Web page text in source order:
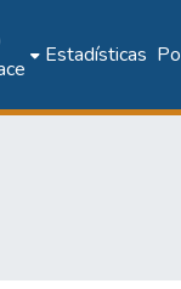
Estadísticas